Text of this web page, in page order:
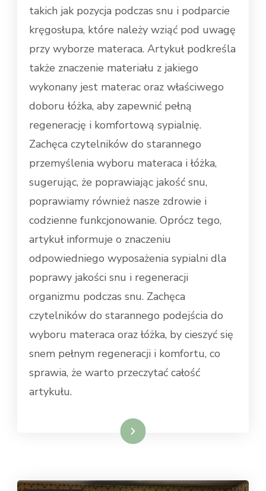
takich jak pozycja podczas snu i podparcie
kręgosłupa, które należy wziąć pod uwagę
przy wyborze materaca. Artykuł podkreśla
także znaczenie materiału z jakiego
wykonany jest materac oraz właściwego
doboru łóżka, aby zapewnić pełną
regenerację i komfortową sypialnię.
Zachęca czytelników do starannego
przemyślenia wyboru materaca i łóżka,
sugerując, że poprawiając jakość snu,
poprawiamy również nasze zdrowie i
codzienne funkcjonowanie. Oprócz tego,
artykuł informuje o znaczeniu
odpowiedniego wyposażenia sypialni dla
poprawy jakości snu i regeneracji
organizmu podczas snu. Zachęca
czytelników do starannego podejścia do
wyboru materaca oraz łóżka, by cieszyć się
snem pełnym regeneracji i komfortu, co
sprawia, że warto przeczytać całość
artykułu.
Weiterlesen